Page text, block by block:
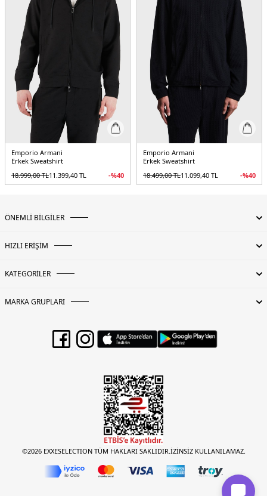
Emporio Armani
Erkek Sweatshirt
18.999,00TL11.399,40 TL -%40
Emporio Armani
Erkek Sweatshirt
18.499,00TL11.099,40 TL -%40
ÖNEMLİ BİLGİLER
HIZLI ERİŞİM
KATEGORİLER
MARKA GRUPLARI
©2026 EXXESELECTION TÜM HAKLARI SAKLIDIR.İZİNSİZ KULLANILAMAZ.